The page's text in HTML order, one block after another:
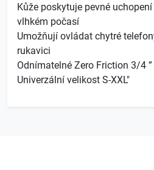
Kůže poskytuje pevné
vlhkém počasí
Umožňují ovládat chytré
rukavici
Odnímatelné Zero Friction 3/4
Univerzální velikost S-XXL"